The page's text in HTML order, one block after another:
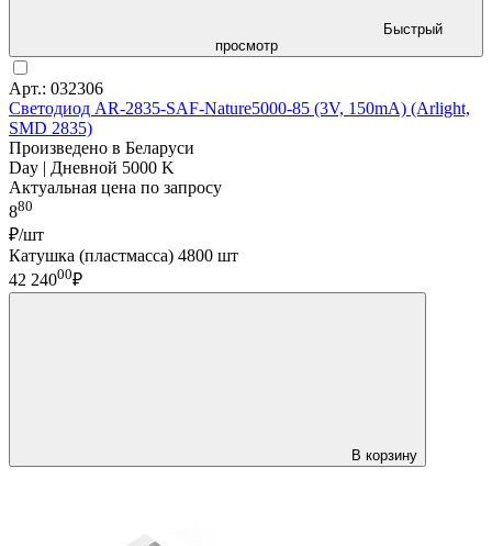
Быстрый
просмотр
Арт.: 032306
Светодиод AR-2835-SAF-Nature5000-85 (3V, 150mA) (Arlight,
SMD 2835)
Произведено в Беларуси
Day | Дневной 5000 K
Актуальная цена по запросу
880
₽/шт
Катушка (пластмасса) 4800 шт
42 24000₽
В корзину